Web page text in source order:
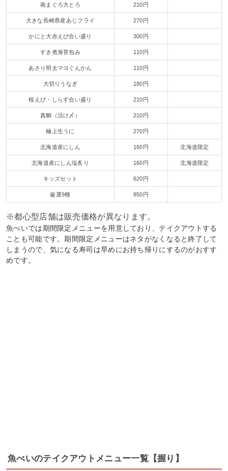
南まぐろ大とろ 210円
大きな長崎県産あじフライ 270円
かにと大赤えび合い盛り 300円
すき煮海苔包み 110円
あさり明太マヨぐんかん 110円
大切りうなぎ 180円
桜えび・しらす合い盛り 210円
真鯛（活け〆） 210円
極上生うに 270円
北海道産にしん 160円 北海道限定
北海道産にしん塩炙り 160円 北海道限定
キッズセット 620円
厳選9種 850円
※都心型店舗は販売価格が異なります。
魚べいでは期間限定メニューを用意しており、テイクアウトする
ことも可能です。期間限定メニューはネタがなくなると終了して
しまうので、気になる寿司は早めにお持ち帰りにするのがおすす
めです。
魚べいのテイクアウトメニュー一覧【握り】